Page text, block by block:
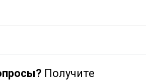
Получите